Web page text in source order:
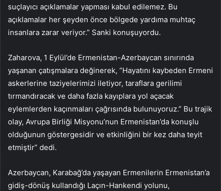
suçlayıcı açıklamalar yapması kabul edilemez. Bu
açıklamalar her şeyden önce bölgede yardıma muhtaç
insanlara zarar veriyor.” Sanki konuşuyordu.
Zaharova, 1 Eylül’de Ermenistan-Azerbaycan sınırında
yaşanan çatışmalara değinerek, “Hayatını kaybeden Ermeni
askerlerine taziyelerimizi iletiyor, taraflara gerilimi
tırmandıracak ve daha fazla kayıplara yol açacak
eylemlerden kaçınmaları çağrısında bulunuyoruz.” Bu trajik
olay, Avrupa Birliği Misyonu’nun Ermenistan’da konuşlu
olduğunun göstergesidir ve etkinliğini bir kez daha teyit
etmiştir” dedi.
Azerbaycan, Karabağ’da yaşayan Ermenilerin Ermenistan’a
gidiş-dönüş kullandığı Laçın-Hankendi yolunu,